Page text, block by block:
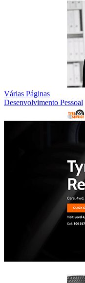
Várias Páginas
Desenvolvimento Pessoal